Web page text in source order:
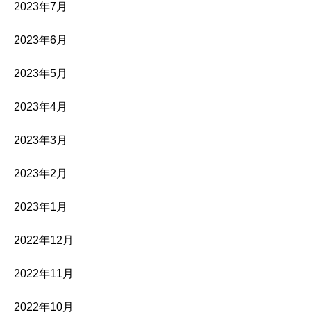
2023年7月
2023年6月
2023年5月
2023年4月
2023年3月
2023年2月
2023年1月
2022年12月
2022年11月
2022年10月